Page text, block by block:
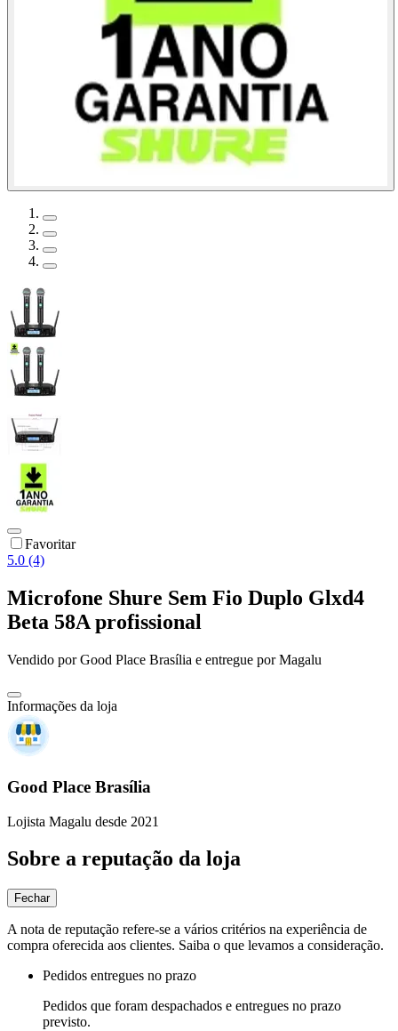
Favoritar
5.0 (4)
Microfone Shure Sem Fio Duplo Glxd4
Beta 58A profissional
Vendido porGood Place Brasília e entregue por Magalu
Informações da loja
Good Place Brasília
Lojista Magalu desde 2021
Sobre a reputação da loja
Fechar
A nota de reputação refere-se a vários critérios na experiência de
compra oferecida aos clientes. Saiba o que levamos a consideração.
Pedidos entregues no prazo
Pedidos que foram despachados e entregues no prazo
previsto.